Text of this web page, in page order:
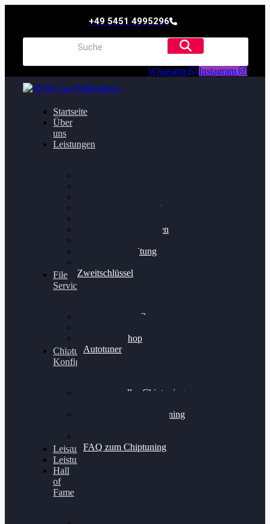
+49 5451 4995296
Whatsapp Instagram
Startseite
Über
uns
Leistungen
Getriebeoptimierung
Bremsscheiben planen
Felgenaufbereitung
Zweitschlüssel
File
Service
Alientech Kess3
Alientech Shop
Autotuner
Chiptuning
Konfigurator
Professionelles Chiptuning
Professionelles Chiptuning
FAQ zum Chiptuning
Leistungsmessung
Leistungsprüfstand
Hall
of
Fame